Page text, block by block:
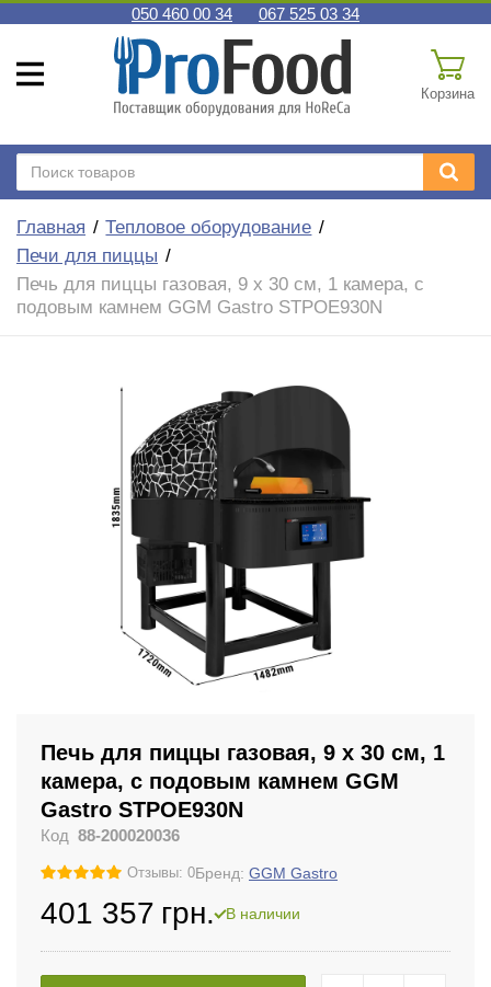
050 460 00 34 067 525 03 34
Корзина
Главная
Тепловое оборудование
Печи для пиццы
Печь для пиццы газовая, 9 х 30 см, 1 камера, с
подовым камнем GGM Gastro STPOE930N
Печь для пиццы газовая, 9 х 30 см, 1
камера, с подовым камнем GGM
Gastro STPOE930N
Код 88-200020036
Отзывы: 0Бренд: GGM Gastro
401 357 грн. В наличии